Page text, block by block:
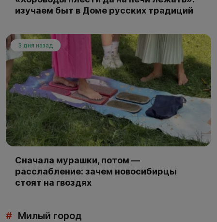
изучаем быт в Доме русских традиций
3 дня назад
Сначала мурашки, потом —
расслабление: зачем новосибирцы
стоят на гвоздях
# Милый город